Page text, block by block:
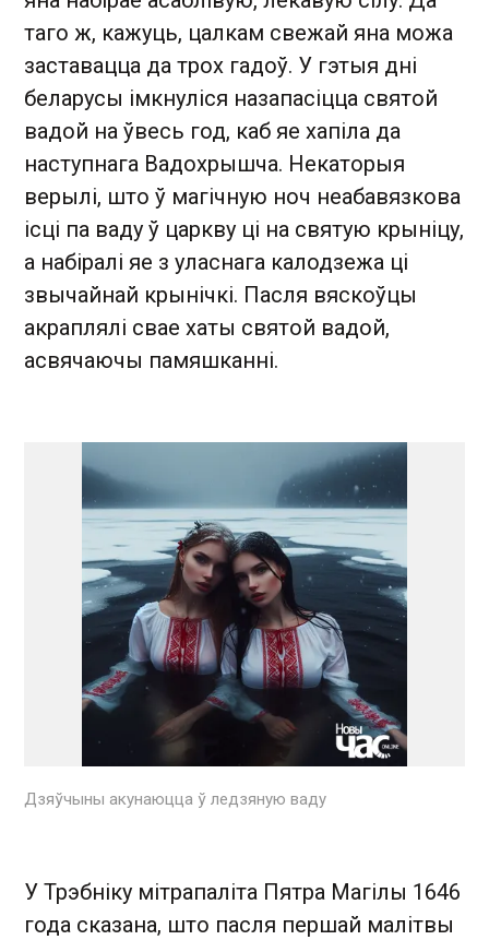
таго ж, кажуць, цалкам свежай яна можа
заставацца да трох гадоў. У гэтыя дні
беларусы імкнуліся назапасіцца святой
вадой на ўвесь год, каб яе хапіла да
наступнага Вадохрышча. Некаторыя
верылі, што ў магічную ноч неабавязкова
ісці па ваду ў царкву ці на святую крыніцу,
а набіралі яе з уласнага калодзежа ці
звычайнай крынічкі. Пасля вяскоўцы
акраплялі свае хаты святой вадой,
асвячаючы памяшканні.
Дзяўчыны акунаюцца ў ледзяную ваду
У Трэбніку мітрапаліта Пятра Магілы 1646
года сказана, што пасля першай малітвы